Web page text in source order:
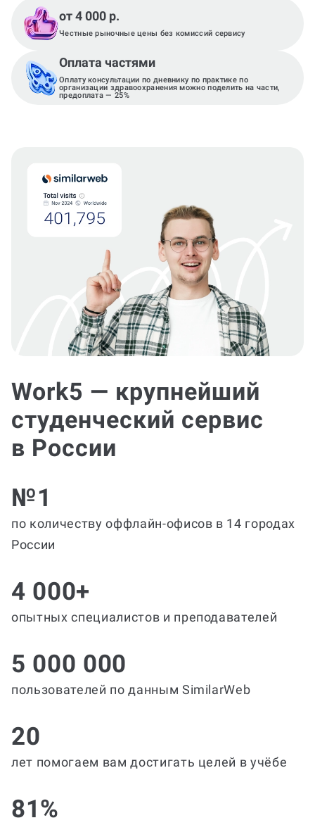
от 4 000 р.
Честные рыночные цены без комиссий сервису
Оплата частями
Оплату консультации по дневнику по практике по
организации здравоохранения можно поделить на части,
предоплата — 25%
Work5 — крупнейший
студенческий сервис
в России
№1
по количеству оффлайн-офисов в 14 городах
России
4 000+
опытных специалистов и преподавателей
5 000 000
пользователей по данным SimilarWeb
20
лет помогаем вам достигать целей в учёбе
81%